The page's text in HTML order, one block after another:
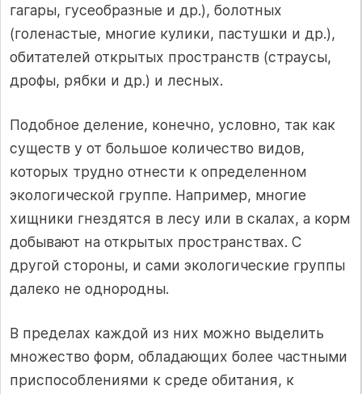
гагары, гусеобразные и др.), болотных
(голенастые, многие кулики, пастушки и др.),
обитателей открытых пространств (страусы,
дрофы, рябки и др.) и лесных.
Подобное деление, конечно, условно, так как
существ у от большое количество видов,
которых трудно отнести к определенном
экологической группе. Например, многие
хищники гнездятся в лесу или в скалах, а корм
добывают на открытых пространствах. С
другой стороны, и сами экологические группы
далеко не однородны.
В пределах каждой из них можно выделить
множество форм, обладающих более частными
приспособлениями к среде обитания, к